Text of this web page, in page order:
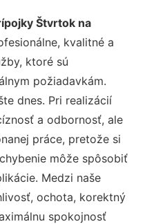
Štvrtok na
kvalitné a
ktoré sú
požiadavkám.
dnes. Pri realizácií
a odbornosť, ale
práce, pretože si
môže spôsobiť
Medzi naše
ochota, korektný
spokojnosť